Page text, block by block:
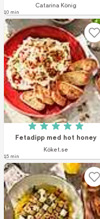
Catarina König
10 min
Betyg: 5 av 5
Fetadipp med hot honey
Köket.se
15 min